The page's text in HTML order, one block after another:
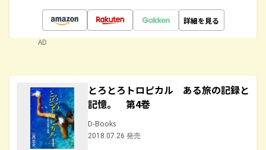
詳細を見る
AD
とろとろトロピカル ある旅の記録と
記憶。 第4巻
D-Books
2018.07.26 発売